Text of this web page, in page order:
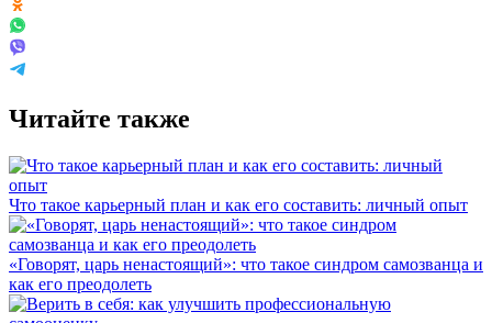
Читайте также
Что такое карьерный план и как его составить: личный опыт
«Говорят, царь ненастоящий»: что такое синдром самозванца и
как его преодолеть